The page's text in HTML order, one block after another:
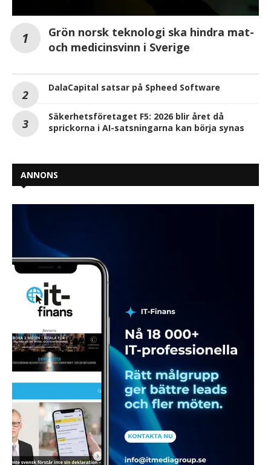
Grön norsk teknologi ska hindra mat-
och medicinsvinn i Sverige
DalaCapital satsar på Spheed Software
Säkerhetsföretaget F5: 2026 blir året då
sprickorna i AI-satsningarna kan börja synas
ANNONS